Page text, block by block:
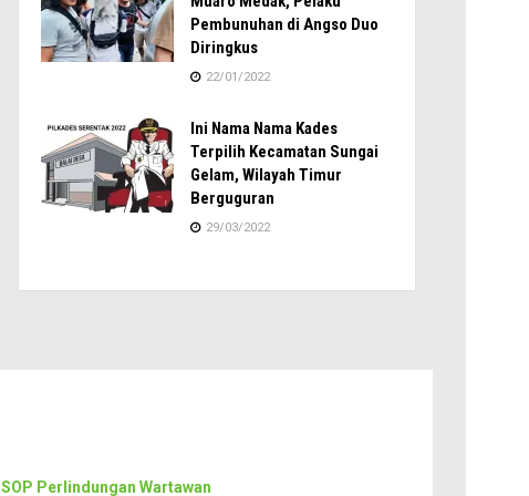
Pembunuhan di Angso Duo
Diringkus
22/01/2022
Ini Nama Nama Kades
Terpilih Kecamatan Sungai
Gelam, Wilayah Timur
Berguguran
29/03/2022
SOP Perlindungan Wartawan